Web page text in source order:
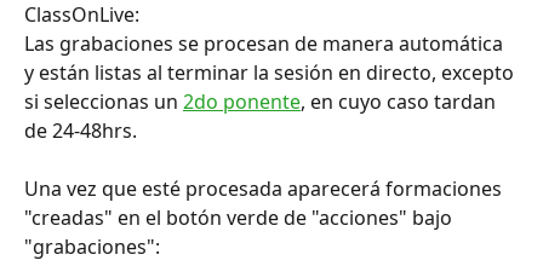
ClassOnLive:
Las grabaciones se procesan de manera automática
y están listas al terminar la sesión en directo, excepto
si seleccionas un 2do ponente, en cuyo caso tardan
de 24-48hrs.
Una vez que esté procesada aparecerá formaciones
"creadas" en el botón verde de "acciones" bajo
"grabaciones":